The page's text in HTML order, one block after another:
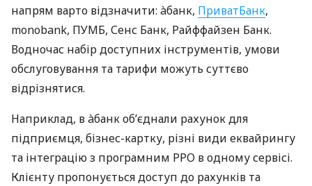
напрям варто відзначити: àбанк, ПриватБанк,
monobank, ПУМБ, Сенс Банк, Райффайзен Банк.
Водночас набір доступних інструментів, умови
обслуговування та тарифи можуть суттєво
відрізнятися.
Наприклад, в àбанк об’єднали рахунок для
підприємця, бізнес-картку, різні види еквайрингу
та інтеграцію з програмним РРО в одному сервісі.
Клієнту пропонується доступ до рахунків та